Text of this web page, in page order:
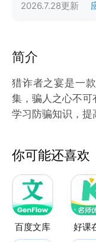
2026.7.28更新
简介
猎诈者之宴是一
集，骗人之心不
学习防骗知识，提
你可能还喜欢
百度文库 好课